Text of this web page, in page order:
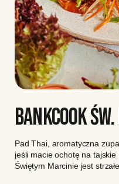
BANKCOOK
Pad Thai, aromatyczna
jeśli macie ochotę na
Świętym Marcinie jest